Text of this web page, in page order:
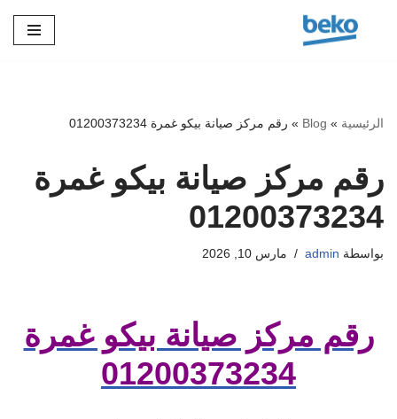
الرئيسية »
Blog
» رقم مركز صيانة بيكو غمرة 01200373234
رقم مركز صيانة بيكو غمرة
01200373234
بواسطة admin مارس 10, 2026
رقم مركز صيانة بيكو غمرة
01200373234